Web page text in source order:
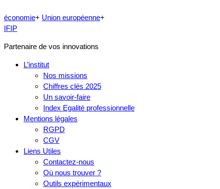
économie+ Union européenne+
IFIP
Partenaire de vos innovations
L’institut
Nos missions
Chiffres clés 2025
Un savoir-faire
Index Egalité professionnelle
Mentions légales
RGPD
CGV
Liens Utiles
Contactez-nous
Où nous trouver ?
Outils expérimentaux